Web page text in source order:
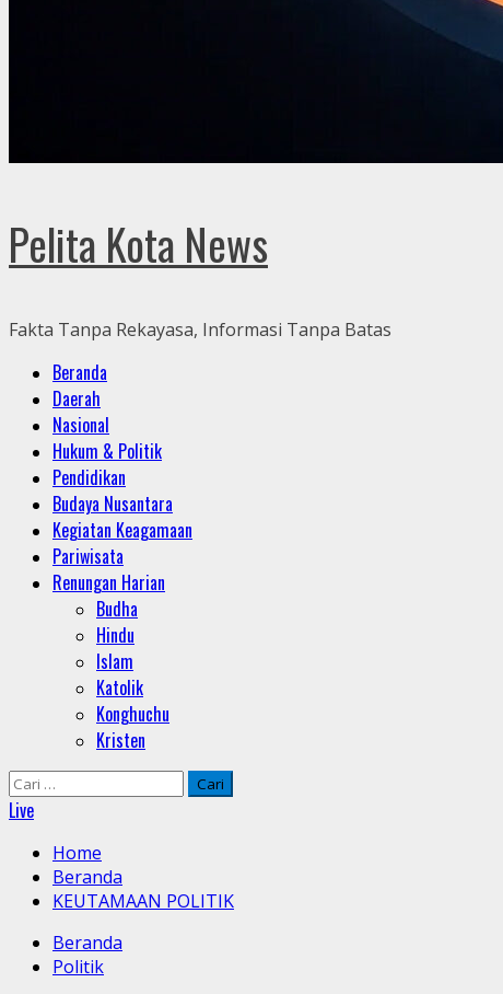
Pelita Kota News
Fakta Tanpa Rekayasa, Informasi Tanpa Batas
Primary
Menu
Beranda
Daerah
Nasional
Hukum & Politik
Pendidikan
Budaya Nusantara
Kegiatan Keagamaan
Pariwisata
Renungan Harian
Budha
Hindu
Islam
Katolik
Konghuchu
Kristen
Cari
untuk:
Live
Home
Beranda
KEUTAMAAN POLITIK
Beranda
Politik